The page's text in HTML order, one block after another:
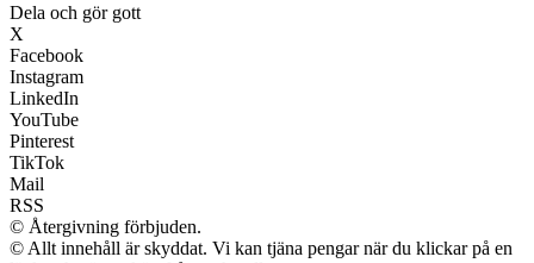
Dela och gör gott
X
Facebook
Instagram
LinkedIn
YouTube
Pinterest
TikTok
Mail
RSS
© Återgivning förbjuden.
© Allt innehåll är skyddat. Vi kan tjäna pengar när du klickar på en